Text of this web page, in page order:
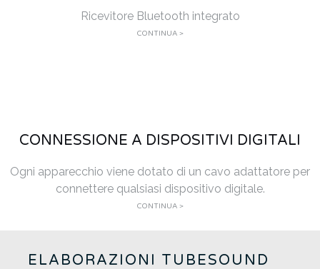
Ricevitore Bluetooth integrato
CONTINUA >
CONNESSIONE A DISPOSITIVI DIGITALI
Ogni apparecchio viene dotato di un cavo adattatore per
connettere qualsiasi dispositivo digitale.
CONTINUA >
ELABORAZIONI TUBESOUND